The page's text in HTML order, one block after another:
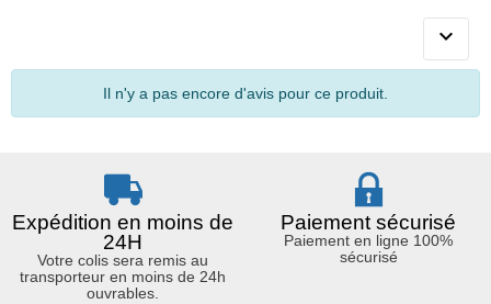

Il n'y a pas encore d'avis pour ce produit.
Expédition en moins de
24H
Votre colis sera remis au
transporteur en moins de 24h
ouvrables.
Paiement sécurisé
Paiement en ligne 100%
sécurisé